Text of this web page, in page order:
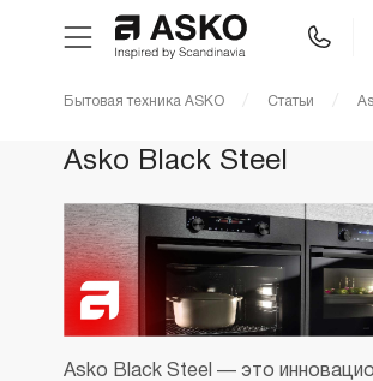
Техника для кухни
Уход за бельем
Бытовая техника ASKO Статьи
Asko Black Steel
Asko Black Steel — это